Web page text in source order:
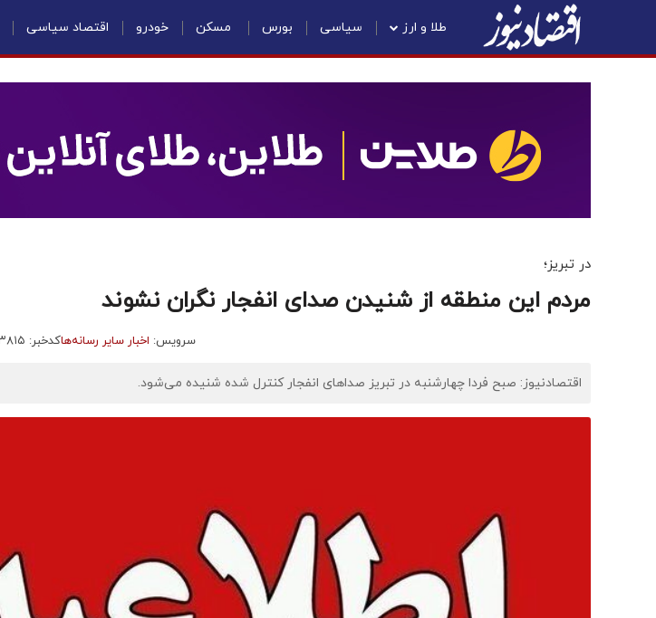
طلا و ارز سیاسی بورس مسکن خودرو اقتصاد سیاسی
در تبریز؛
مردم این منطقه از شنیدن صدای انفجار نگران نشوند
سرویس: اخبار سایر رسانه‌هاکدخبر: ۷۳۳۸۱۵
اقتصادنیوز: صبح فردا چهارشنبه در تبریز صداهای انفجار کنترل شده شنیده می‌شود.